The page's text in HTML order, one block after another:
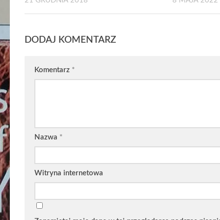
DODAJ KOMENTARZ
Komentarz *
Nazwa *
Witryna internetowa